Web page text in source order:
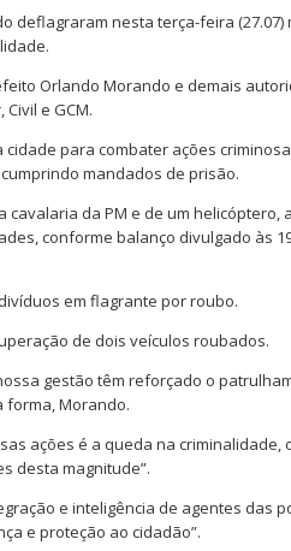
deflagraram nesta terça-feira
Orlando Morando e demais
e GCM.
cidade para combater ações
mandados de prisão.
cavalaria da PM e de um
conforme balanço divulgado às
em flagrante por roubo.
de dois veículos roubados.
gestão têm reforçado o
forma, Morando.
ações é a queda na
desta magnitude”.
e inteligência de agentes das
e proteção ao cidadão”.